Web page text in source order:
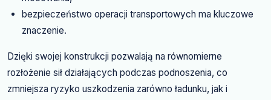
bezpieczeństwo operacji transportowych ma kluczowe
znaczenie.
Dzięki swojej konstrukcji pozwalają na równomierne
rozłożenie sił działających podczas podnoszenia, co
zmniejsza ryzyko uszkodzenia zarówno ładunku, jak i